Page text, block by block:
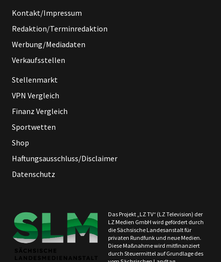
Kontakt/Impressum
Redaktion/Terminredaktion
Werbung/Mediadaten
Verkaufsstellen
Stellenmarkt
VPN Vergleich
Finanz Vergleich
Sportwetten
Shop
Haftungsausschluss/Disclaimer
Datenschutz
Das Projekt „LZ TV“ (LZ Television) der
LZ Medien GmbH wird gefördert durch
die Sächsische Landesanstalt für
privaten Rundfunk und neue Medien.
Diese Maßnahme wird mitfinanziert
durch Steuermittel auf Grundlage des